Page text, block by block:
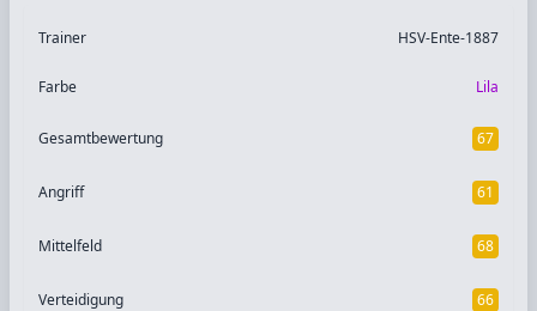
Trainer HSV-Ente-1887
Farbe Lila
Gesamtbewertung 67
Angriff 61
Mittelfeld 68
Verteidigung 66